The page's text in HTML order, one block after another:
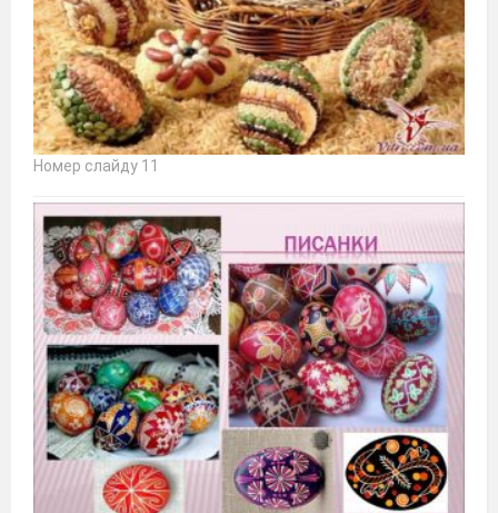
Номер слайду 11